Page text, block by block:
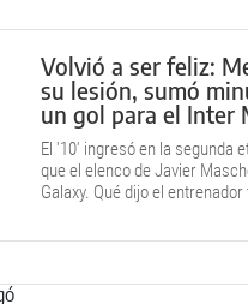
Volvió a ser feliz:
su lesión, sumó
un gol para el Inter
El '10' ingresó en la segunda
que el elenco de Javier
Galaxy. Qué dijo el